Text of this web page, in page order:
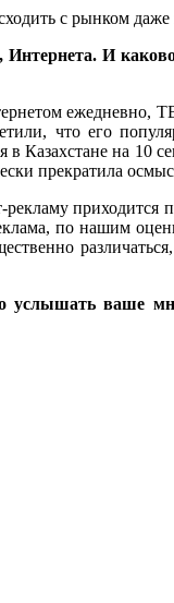
с рынком
И
ежедневно,
что его
в Казахстане на 10
прекратила
приходится
по нашим
услышать ваше